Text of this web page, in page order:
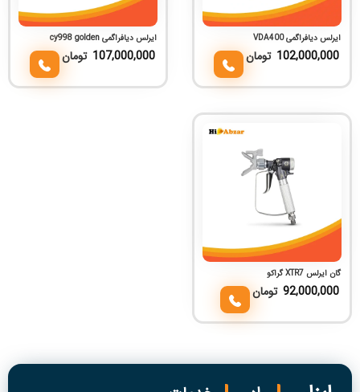
ایرلس دیافراگمی VDA400
102,000,000 تومان
ایرلس دیافراگمی cy998 golden
107,000,000 تومان
گان ایرلس XTR7 گراکو
92,000,000 تومان